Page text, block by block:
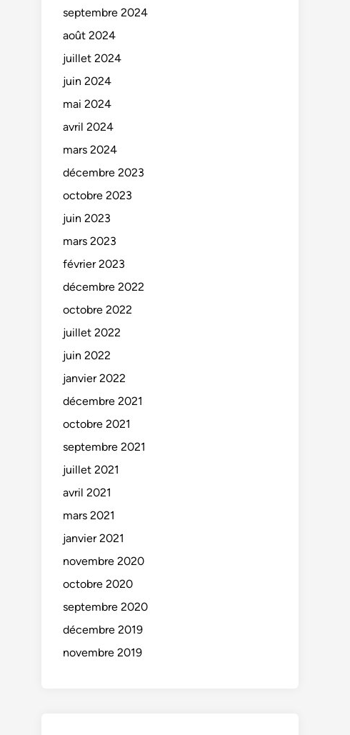
septembre 2024
août 2024
juillet 2024
juin 2024
mai 2024
avril 2024
mars 2024
décembre 2023
octobre 2023
juin 2023
mars 2023
février 2023
décembre 2022
octobre 2022
juillet 2022
juin 2022
janvier 2022
décembre 2021
octobre 2021
septembre 2021
juillet 2021
avril 2021
mars 2021
janvier 2021
novembre 2020
octobre 2020
septembre 2020
décembre 2019
novembre 2019